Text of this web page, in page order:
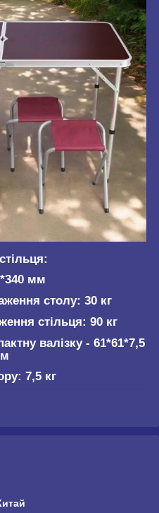
мм
столу: 30 кг
стільця: 90 кг
валізку - 61*61*7,5
7,5 кг